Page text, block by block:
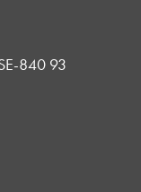
840 93